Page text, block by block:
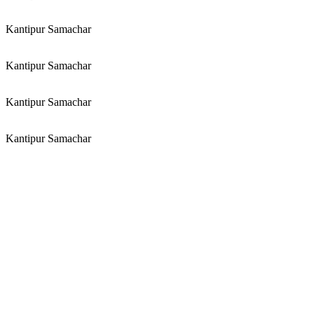
Kantipur Samachar
Kantipur Samachar
Kantipur Samachar
Kantipur Samachar